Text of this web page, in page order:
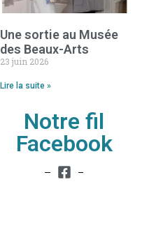
Une sortie au Musée
des Beaux-Arts
23 juin 2026
Lire la suite »
Notre fil
Facebook